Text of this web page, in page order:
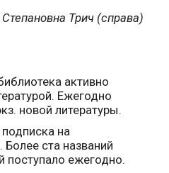
Трич (справа)
активно
Ежегодно
новой литературы.
на
ста названий
поступало ежегодно.